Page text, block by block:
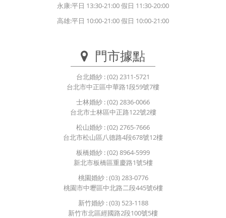
永康:平日 13:30-21:00 假日 11:30-20:00
高雄:平日 10:00-21:00 假日 10:00-21:00
門市據點
台北婚紗 : (02) 2311-5721
台北市中正區中華路1段59號7樓
士林婚紗 : (02) 2836-0066
台北市士林區中正路122號2樓
松山婚紗 : (02) 2765-7666
台北市松山區八德路4段678號12樓
板橋婚紗 : (02) 8964-5999
新北市板橋區重慶路1號5樓
桃園婚紗: (03) 283-0776
桃園市中壢區中北路二段445號6樓
新竹婚紗: (03) 523-1188
新竹市北區經國路2段100號5樓